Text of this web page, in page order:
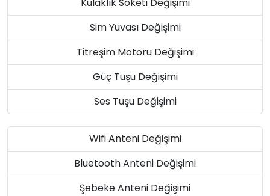
Sim Yuvası Değişimi
Titreşim Motoru Değişimi
Güç Tuşu Değişimi
Ses Tuşu Değişimi
Wifi Anteni Değişimi
Bluetooth Anteni Değişimi
Şebeke Anteni Değişimi